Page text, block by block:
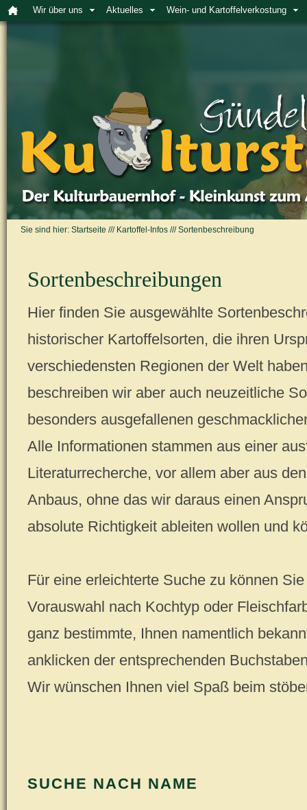
Wir über uns Aktuelles Wein- und Kartoffelverkostung
Sie sind hier: Startseite /// Kartoffel-Infos ///Sortenbeschreibung
Sortenbeschreibungen
Hier finden Sie ausgewählte
historischer Kartoffelsorten, die ihren
verschiedensten Regionen der Welt
beschreiben wir aber auch neuzeitliche
besonders ausgefallenen
Alle Informationen stammen aus einer
Literaturrecherche, vor allem aber aus
Anbaus, ohne das wir daraus einen
absolute Richtigkeit ableiten wollen und
Für eine erleichterte Suche zu können
Vorauswahl nach Kochtyp oder
ganz bestimmte, Ihnen namentlich
anklicken der entsprechenden
Wir wünschen Ihnen viel Spaß beim
SUCHE NACH NAME